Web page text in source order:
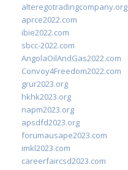
alteregotradingcompany.org
aprce2022.com
ibie2022.com
sbcc-2022.com
AngolaOilAndGas2022.com
Convoy4Freedom2022.com
grur2023.org
hkhk2023.org
napm2023.org
apsdfd2023.org
forumausape2023.com
imkl2023.com
careerfaircsd2023.com